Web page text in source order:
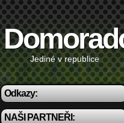
Jediné v republice
Odkazy:
NAŠI PARTNEŘI: